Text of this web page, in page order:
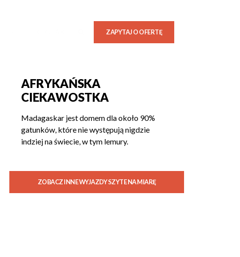
ZAPYTAJ O OFERTĘ
AFRYKAŃSKA
CIEKAWOSTKA
Madagaskar jest domem dla około 90%
gatunków, które nie występują nigdzie
indziej na świecie, w tym lemury.
ZOBACZ INNE WYJAZDY SZYTE NA MIARĘ